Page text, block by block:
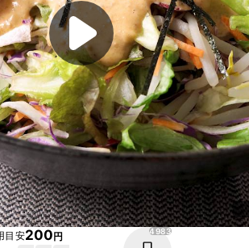
目安200円 4983